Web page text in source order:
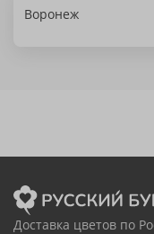
Воронеж
Доставка цветов по